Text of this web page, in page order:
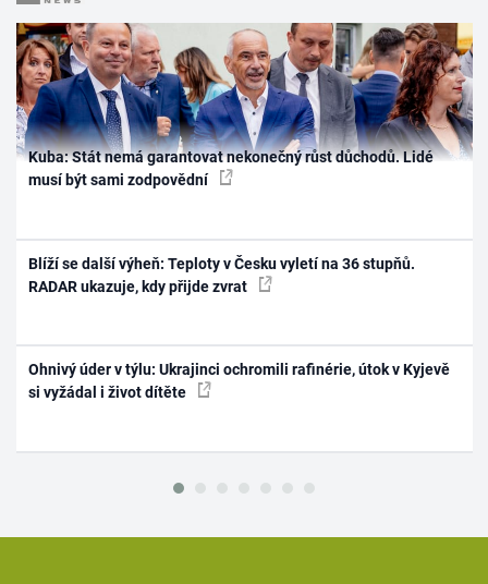
Kuba: Stát nemá garantovat nekonečný růst důchodů. Lidé
musí být sami zodpovědní
Blíží se další výheň: Teploty v Česku vyletí na 36 stupňů.
RADAR ukazuje, kdy přijde zvrat
Ohnivý úder v týlu: Ukrajinci ochromili rafinérie, útok v Kyjevě
si vyžádal i život dítěte